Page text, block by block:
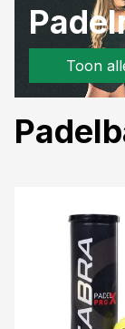
Toon